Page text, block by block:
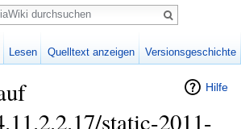
Hilfe
static-2011-
Lesen Quelltext anzeigen Versionsgeschichte